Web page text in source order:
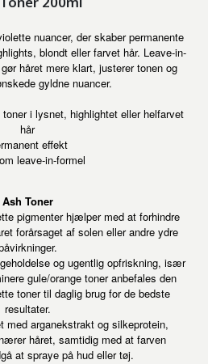
nuancer, der skaber permanente
blondt eller farvet hår. Leave-in-
håret mere klart, justerer tonen og
gyldne nuancer.
i lysnet, highlightet eller helfarvet
hår
effekt
leave-in-formel
Ash Toner
pigmenter hjælper med at forhindre
forårsaget af solen eller andre ydre
og ugentlig opfriskning, især
gule/orange toner anbefales den
toner til daglig brug for de bedste
resultater.
med arganekstrakt og silkeprotein,
håret, samtidig med at farven
at spraye på hud eller tøj.